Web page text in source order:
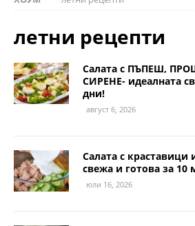
летни рецепти
Салата с ПЪПЕШ,
СИРЕНЕ- идеалната
дни!
август 6, 2026
Салата с краставици
свежа и готова за 10
юли 16, 2026